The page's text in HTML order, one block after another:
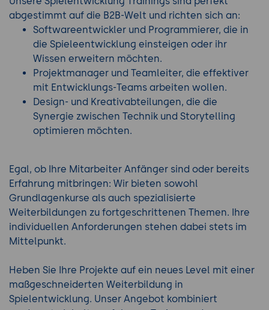
abgestimmt auf die B2B-Welt und richten sich an:
Softwareentwickler und Programmierer, die in
die Spieleentwicklung einsteigen oder ihr
Wissen erweitern möchten.
Projektmanager und Teamleiter, die effektiver
mit Entwicklungs-Teams arbeiten wollen.
Design- und Kreativabteilungen, die die
Synergie zwischen Technik und Storytelling
optimieren möchten.
Egal, ob Ihre Mitarbeiter Anfänger sind oder bereits
Erfahrung mitbringen: Wir bieten sowohl
Grundlagenkurse als auch spezialisierte
Weiterbildungen zu fortgeschrittenen Themen. Ihre
individuellen Anforderungen stehen dabei stets im
Mittelpunkt.
Heben Sie Ihre Projekte auf ein neues Level mit einer
maßgeschneiderten Weiterbildung in
Spielentwicklung. Unser Angebot kombiniert